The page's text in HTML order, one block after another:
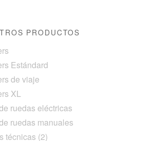
PRODUCTOS
Estándard
de viaje
XL
ruedas eléctricas
ruedas manuales
técnicas (2)